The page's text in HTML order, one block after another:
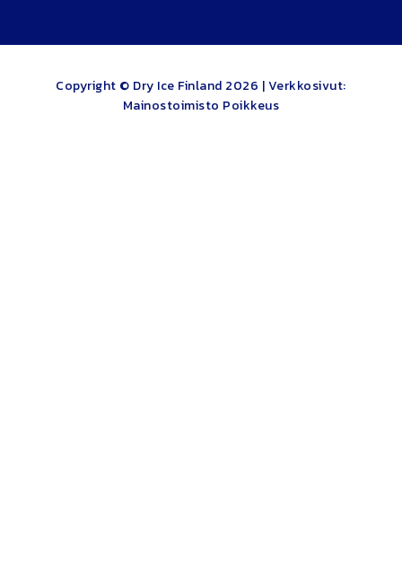
Copyright © Dry Ice Finland 2026 |Verkkosivut:
Mainostoimisto Poikkeus